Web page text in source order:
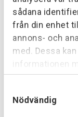
sådana
från din enhet
annons- och
med. Dessa
informationen
har
Nödvändig